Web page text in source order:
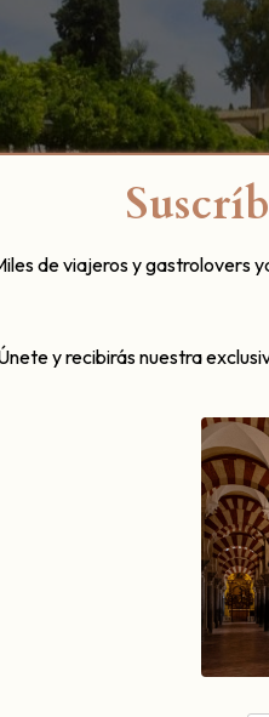
de los Reyes Cristianos
este espectáculo se
de azahar
de viajeros y gastrolovers
y recibirás nuestra